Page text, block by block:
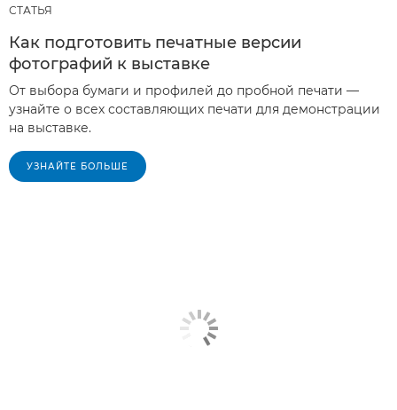
СТАТЬЯ
Как подготовить печатные версии
фотографий к выставке
От выбора бумаги и профилей до пробной печати —
узнайте о всех составляющих печати для демонстрации
на выставке.
УЗНАЙТЕ БОЛЬШЕ